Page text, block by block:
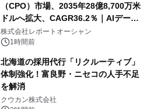
（CPO）市場、2035年28億8,700万米
ドルへ拡大、CAGR36.2％｜AIデータ
センター・高速光通信需要が成長を加
速
株式会社レポートオーシャン
1時間前
北海道の採用代行「リクルーティブ」
体制強化！富良野・ニセコの人手不足
を解消
クウカン株式会社